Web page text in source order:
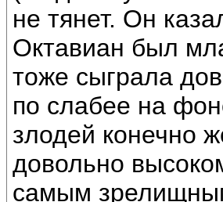
не тянет. Он
Октавиан был
тоже сыграла
по слабее на
злодей конечно
довольно
самым